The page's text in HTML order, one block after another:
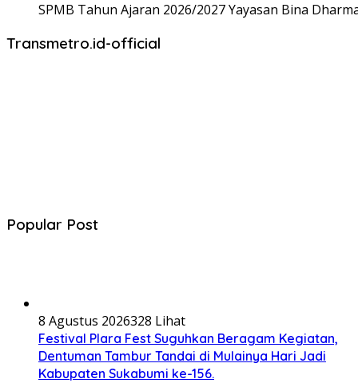
SPMB Tahun Ajaran 2026/2027 Yayasan Bina
Transmetro.id-official
Popular Post
8 Agustus 2026328 Lihat
Festival Plara Fest Suguhkan Beragam Kegiatan,
Dentuman Tambur Tandai di Mulainya Hari Jadi
Kabupaten Sukabumi ke-156.